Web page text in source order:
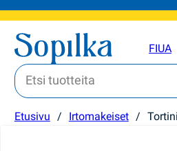
FIUA
Etusivu / Irtomakeiset /